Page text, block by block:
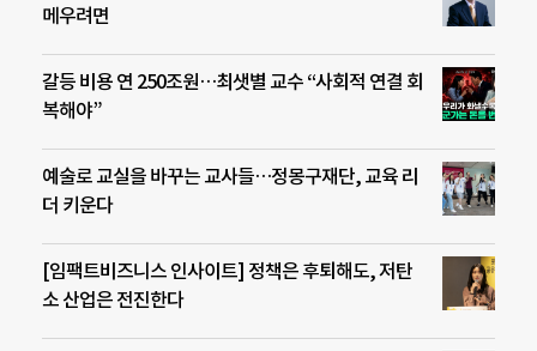
메우려면
갈등 비용 연 250조원…최샛별 교수 “사회적 연결 회
복해야”
예술로 교실을 바꾸는 교사들…정몽구재단, 교육 리
더 키운다
[임팩트비즈니스 인사이트] 정책은 후퇴해도, 저탄
소 산업은 전진한다